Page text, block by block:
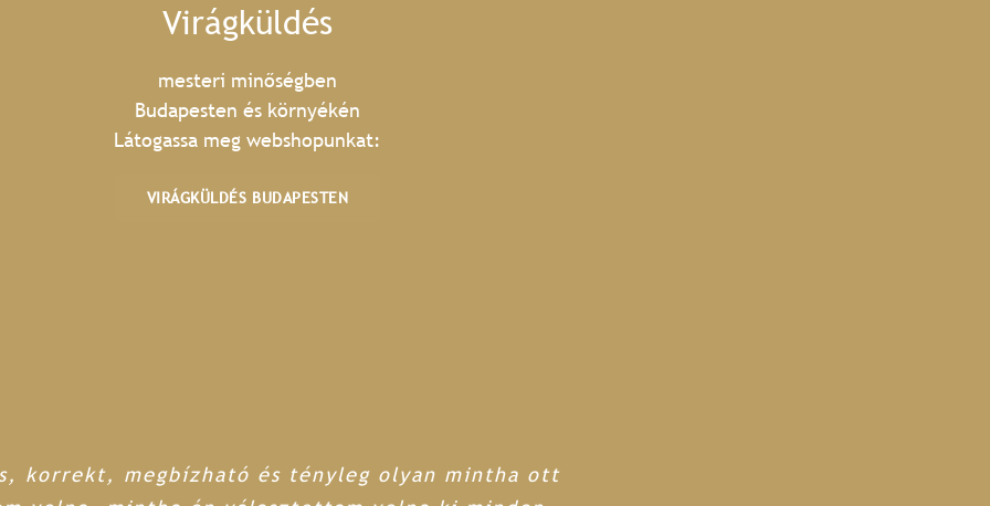
Virágküldés
mesteri minőségben
Budapesten és környékén
Látogassa meg webshopunkat:
VIRÁGKÜLDÉS BUDAPESTEN
korrekt, megbízható és tényleg olyan mintha ott